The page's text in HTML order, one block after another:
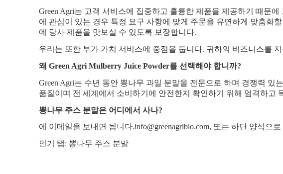
Green Agri는 고객 서비스에 집중하고 훌륭한 제품을 제공하기 때문
에 관심이 있는 경우 특정 요구 사항에 맞게 주문을 유연하게 맞춤화
에 당사 제품을 맛보실 수 있도록 보장합니다.
우리는 또한 부가 가치 서비스에 중점을 둡니다. 귀하의 비즈니스를
왜 Green Agri Mulberry Juice Powder를 선택해야 합니까?
Green Agri는 수년 동안 뽕나무 과일 분말을 전문으로 하며 경쟁력 있
품질이며 전 세계에서 소비하기에 안전한지 확인하기 위해 엄격하고
뽕나무 주스 분말은 어디에서 사나?
에 이메일을 보내면 됩니다.info@greenagribio.com, 또는 하단 양식으
인기 탭: 뽕나무 주스 분말